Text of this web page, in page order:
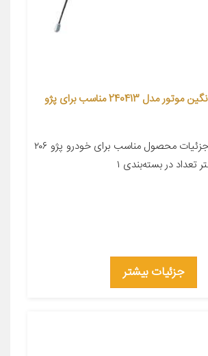
کابل ترمز دستی نگین موتور مدل 240413 مناسب برای پژو
معرفی محصول جزئیات محصول مناسب برای خودرو پژو ۲۰۶
جزئیات بیشتر